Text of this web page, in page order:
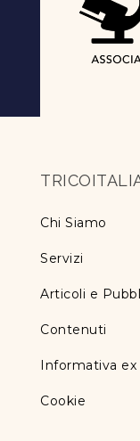
Chi Siamo
Servizi
Articoli e
Contenuti
Informativa ex
Cookie